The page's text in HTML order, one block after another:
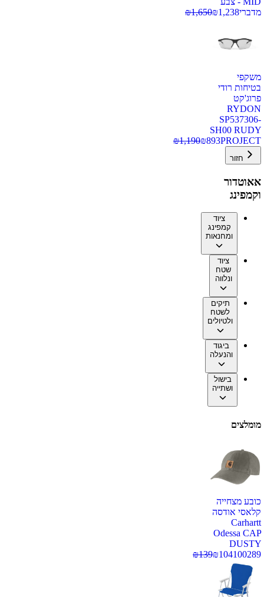
מדברי
₪1,238
₪1,650
משקפי
בטיחות רודי
פרוג'קט
RYDON
SP537306-
SH00 RUDY
PROJECT
₪893
₪1,190
חזור
אאוטדור
וקמפינג
ציוד
קמפינג
ומחנאות
ציוד
שטח
ונלווה
תיקים
לשטח
ולטיולים
ביגוד
והנעלה
בישול
ושתייה
מומלצים
כובע מצחייה
קלאסי אודסה
Carhartt
Odessa CAP
DUSTY
100289
₪104
₪139